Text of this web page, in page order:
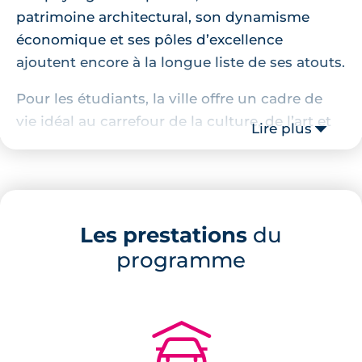
patrimoine architectural, son dynamisme
économique et ses pôles d’excellence
ajoutent encore à la longue liste de ses atouts.
Pour les étudiants, la ville offre un cadre de
vie idéal au carrefour de la culture, de l’art et
Adresse convoitée de la ville, Millénaire
possède de nombreuses infrastructures et
demeure proche du centre historique.
programme immobilier neuf à Millénaire
Lire plus
Les prestations du
programme
🚗